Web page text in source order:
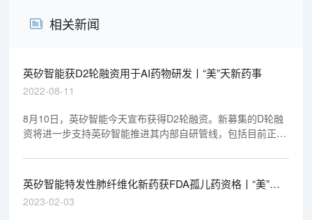
相关新闻
英矽智能获D2轮融资用于AI药物研发丨“美”天新药事
2022-08-11
8月10日，英矽智能今天宣布获得D2轮融资。新募集的D轮融
资将进一步支持英矽智能推进其内部自研管线，包括目前正在
于IND-Enabling阶段的在研管线。所募集的资金也将用于英矽
智能关键性战略布局，包括进一步开发其端到端人工智能药物
研发平台Pharma.AI；推动全自动化的智能机器人药物研发实
验室和机器人生物数据工厂的建设；及支持英矽智能在全球范
英矽智能特发性肺纤维化新药获FDA孤儿药资格丨“美”天
新药事
2023-02-03